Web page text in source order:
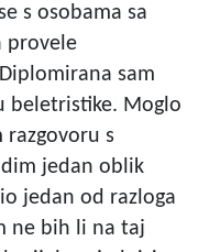
s osobama sa
provele
sam
beletristike. Moglo
razgovoru s
jedan oblik
jedan od razloga
ne bih li na taj